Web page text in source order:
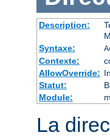
Description:
Syntaxe:
Contexte:
AllowOverride:
Statut:
Module:
La